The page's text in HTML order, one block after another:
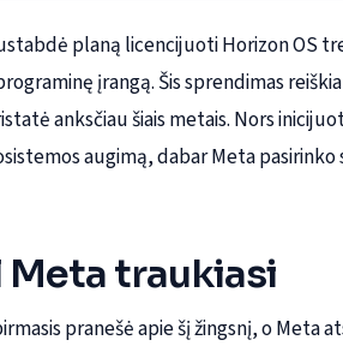
planą licencijuoti Horizon OS
įrangą. Šis sprendimas
anksčiau šiais metais. Nors
augimą, dabar Meta
Meta traukiasi
pranešė apie šį žingsnį, o Meta